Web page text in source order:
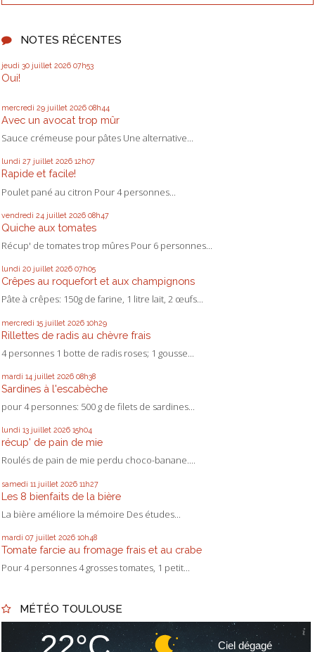
NOTES RÉCENTES
jeudi 30 juillet 2026 07h53
Oui!
mercredi 29 juillet 2026 08h44
Avec un avocat trop mûr
Sauce crémeuse pour pâtes Une alternative...
lundi 27 juillet 2026 12h07
Rapide et facile!
Poulet pané au citron Pour 4 personnes...
vendredi 24 juillet 2026 08h47
Quiche aux tomates
Récup' de tomates trop mûres Pour 6 personnes...
lundi 20 juillet 2026 07h05
Crêpes au roquefort et aux champignons
Pâte à crêpes: 150g de farine, 1 litre lait, 2 œufs...
mercredi 15 juillet 2026 10h29
Rillettes de radis au chèvre frais
4 personnes 1 botte de radis roses; 1 gousse...
mardi 14 juillet 2026 08h38
Sardines à l'escabèche
pour 4 personnes: 500 g de filets de sardines...
lundi 13 juillet 2026 15h04
récup' de pain de mie
Roulés de pain de mie perdu choco-banane....
samedi 11 juillet 2026 11h27
Les 8 bienfaits de la bière
La bière améliore la mémoire Des études...
mardi 07 juillet 2026 10h48
Tomate farcie au fromage frais et au crabe
Pour 4 personnes 4 grosses tomates, 1 petit...
MÉTÉO TOULOUSE
Ciel dégagé